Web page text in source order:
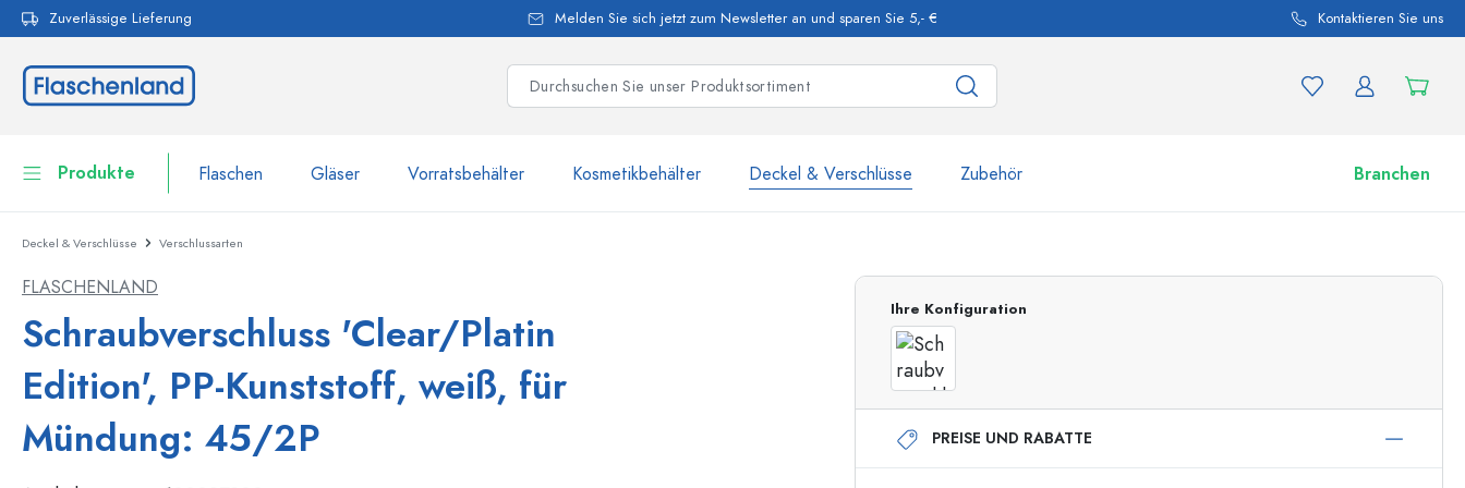
Zur Hauptnavigation springen
Zuverlässige Lieferung Melden Sie sich jetzt zum Newsletter an und sparen Sie 5,- € Kontaktieren Sie uns
Produkte Flaschen Gläser Vorratsbehälter Kosmetikbehälter Deckel & Verschlüsse Zubehör Branchen
Flaschen
Vorratsbehälter
Geschirr
Kosmetikbehälter
Flaschen nach Marke
WECK-Flaschen
Flaschen nach Volumen
Miniaturflaschen
750 ml Flaschen
1000 ml Flaschen
Zu den Gläsern
Deckel & Verschlüsse Verschlussarten
FLASCHENLAND
Schraubverschluss 'Clear/Platin
Edition', PP-Kunststoff, weiß, für
Mündung: 45/2P
Ihre Konfiguration
PREISE UND RABATTE